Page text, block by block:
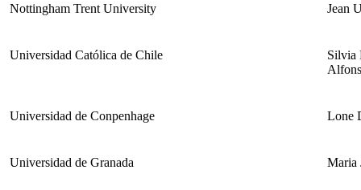
Nottingham Trent University Jean
Universidad Católica de Chile
Silvia
Universidad de Conpenhage Lone
Universidad de Granada Maria